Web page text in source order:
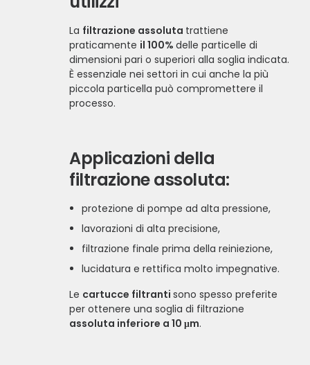
La filtrazione assoluta trattiene
praticamente il 100%delle particelle di
dimensioni pari o superiori alla soglia indicata.
È essenziale nei settori in cui anche la più
piccola particella può compromettere il
processo.
Applicazioni della
filtrazione assoluta:
protezione di pompe ad alta pressione,
lavorazioni di alta precisione,
filtrazione finale prima della reiniezione,
lucidatura e rettifica molto impegnative.
Le cartucce filtrantisono spesso preferite
per ottenere una soglia di filtrazione
assoluta inferiore a 10 μm.